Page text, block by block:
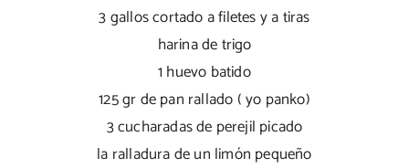
3 gallos cortado a filetes y a tiras
harina de trigo
1 huevo batido
125 gr de pan rallado ( yo panko)
3 cucharadas de perejil picado
la ralladura de un limón pequeño